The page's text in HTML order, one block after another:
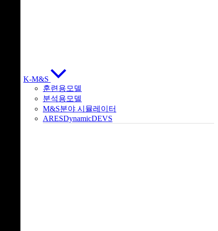
K-M&S
훈련용모델
분석용모델
M&S분야 시뮬레이터
ARESDynamicDEVS